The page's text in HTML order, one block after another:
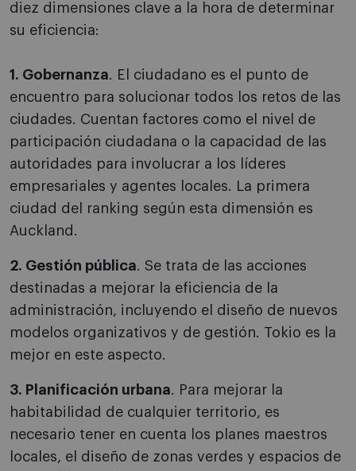
diez dimensiones clave a la hora de determinar
su eficiencia:
1. Gobernanza. El ciudadano es el punto de
encuentro para solucionar todos los retos de las
ciudades. Cuentan factores como el nivel de
participación ciudadana o la capacidad de las
autoridades para involucrar a los líderes
empresariales y agentes locales. La primera
ciudad del ranking según esta dimensión es
Auckland.
2. Gestión pública. Se trata de las acciones
destinadas a mejorar la eficiencia de la
administración, incluyendo el diseño de nuevos
modelos organizativos y de gestión. Tokio es la
mejor en este aspecto.
3. Planificación urbana. Para mejorar la
habitabilidad de cualquier territorio, es
necesario tener en cuenta los planes maestros
locales, el diseño de zonas verdes y espacios de